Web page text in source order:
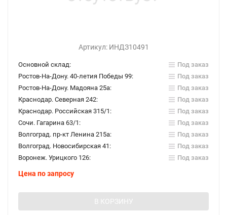
Артикул: ИНДЗ10491
Основной склад:
Под заказ
Ростов-На-Дону. 40-летия Победы 99:
Под заказ
Ростов-На-Дону. Мадояна 25а:
Под заказ
Краснодар. Северная 242:
Под заказ
Краснодар. Российская 315/1:
Под заказ
Сочи. Гагарина 63/1:
Под заказ
Волгоград. пр-кт Ленина 215а:
Под заказ
Волгоград. Новосибирская 41:
Под заказ
Воронеж. Урицкого 126:
Под заказ
Цена по запросу
В КОРЗИНУ